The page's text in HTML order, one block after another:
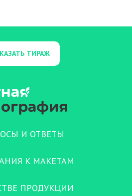
ТИРАЖ
И ОТВЕТЫ
К МАКЕТАМ
ПРОДУКЦИИ